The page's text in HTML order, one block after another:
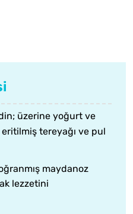
üzerine yoğurt ve
eritilmiş tereyağı ve pul
maydanoz
lezzetini